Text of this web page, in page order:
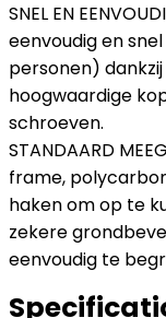
SNEL EN
eenvoudig en
personen)
hoogwaardige
schroeven.
STANDAARD
frame,
haken om op te
zekere
eenvoudig te